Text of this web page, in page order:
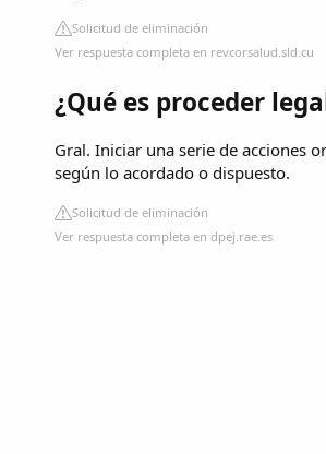
Solicitud de eliminación
Ver respuesta completa en revcorsalud.sld.cu
¿Qué es proceder
Gral. Iniciar una serie de acciones
según lo acordado o dispuesto.
Solicitud de eliminación
Ver respuesta completa en dpej.rae.es